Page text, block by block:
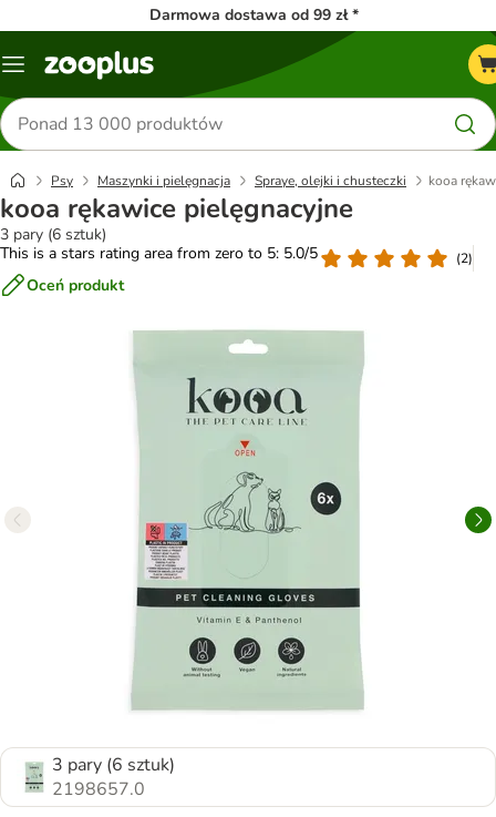
Darmowa dostawa od 99 zł *
Menu
Szukaj
produktów
Psy Maszynki i pielęgnacja Spraye, olejki i chusteczki kooa
kooa rękawice pielęgnacyjne
3 pary (6 sztuk)
This is a stars rating area from zero to 5: 5.0/5
(2)
Oceń produkt
3 pary (6 sztuk)
2198657.0